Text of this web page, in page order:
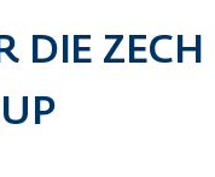
DIE ZECH